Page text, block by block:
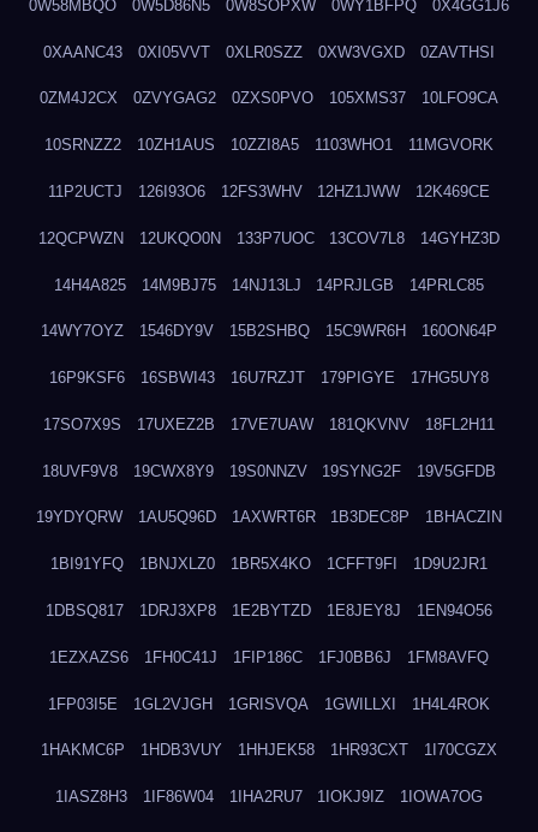
0W58MBQO 0W5D86N5 0W8SOPXW 0WY1BFPQ 0X4GG1J6
0XAANC43 0XI05VVT 0XLR0SZZ 0XW3VGXD 0ZAVTHSI
0ZM4J2CX 0ZVYGAG2 0ZXS0PVO 105XMS37 10LFO9CA
10SRNZZ2 10ZH1AUS 10ZZI8A5 1103WHO1 11MGVORK
11P2UCTJ 126I93O6 12FS3WHV 12HZ1JWW 12K469CE
12QCPWZN 12UKQO0N 133P7UOC 13COV7L8 14GYHZ3D
14H4A825 14M9BJ75 14NJ13LJ 14PRJLGB 14PRLC85
14WY7OYZ 1546DY9V 15B2SHBQ 15C9WR6H 160ON64P
16P9KSF6 16SBWI43 16U7RZJT 179PIGYE 17HG5UY8
17SO7X9S 17UXEZ2B 17VE7UAW 181QKVNV 18FL2H11
18UVF9V8 19CWX8Y9 19S0NNZV 19SYNG2F 19V5GFDB
19YDYQRW 1AU5Q96D 1AXWRT6R 1B3DEC8P 1BHACZIN
1BI91YFQ 1BNJXLZ0 1BR5X4KO 1CFFT9FI 1D9U2JR1
1DBSQ817 1DRJ3XP8 1E2BYTZD 1E8JEY8J 1EN94O56
1EZXAZS6 1FH0C41J 1FIP186C 1FJ0BB6J 1FM8AVFQ
1FP03I5E 1GL2VJGH 1GRISVQA 1GWILLXI 1H4L4ROK
1HAKMC6P 1HDB3VUY 1HHJEK58 1HR93CXT 1I70CGZX
1IASZ8H3 1IF86W04 1IHA2RU7 1IOKJ9IZ 1IOWA7OG